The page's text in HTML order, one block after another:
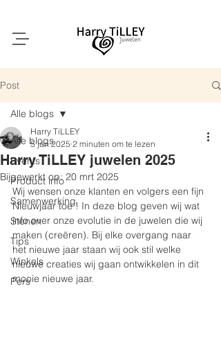
Post
Alle blogs
Events
Product info
Samenwerking
Stenen
Tips
Winkels
Pers
Alle blogs
Harry TiLLEY juwelen 2025
Harry TiLLEY
5 jan 2025 2 minuten om te lezen
Bijgewerkt op:20 mrt 2025
Wij wensen onze klanten en volgers een fijn
Nieuwjaar toe ! In deze blog geven wij wat
info over onze evolutie in de juwelen die wij
maken (creëren). Bij elke overgang naar
het nieuwe jaar staan wij ook stil welke
nieuwe creaties wij gaan ontwikkelen in dit
mooie nieuwe jaar.